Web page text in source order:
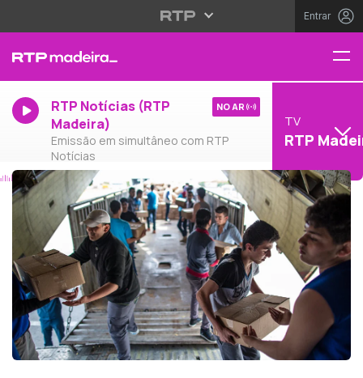
Entrar
RTP Notícias (RTP
Madeira)
Emissão em simultâneo com RTP
Notícias
NO AR
TV
RTP